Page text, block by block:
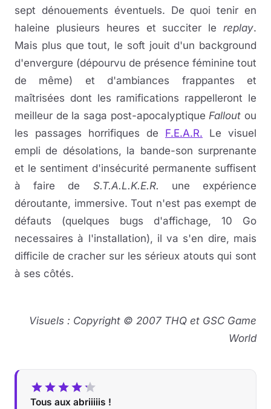
sept dénouements éventuels. De quoi tenir en
haleine plusieurs heures et succiter le replay.
Mais plus que tout, le soft jouit d'un background
d'envergure (dépourvu de présence féminine tout
de même) et d'ambiances frappantes et
maîtrisées dont les ramifications rappelleront le
meilleur de la saga post-apocalyptiqueFallout ou
les passages horrifiques de F.E.A.R. Le visuel
empli de désolations, la bande-son surprenante
et le sentiment d'insécurité permanente suffisent
à faire de S.T.A.L.K.E.R. une expérience
déroutante, immersive. Tout n'est pas exempt de
défauts (quelques bugs d'affichage, 10 Go
necessaires à l'installation), il va s'en dire, mais
difficile de cracher sur les sérieux atouts qui sont
à ses côtés.
Visuels : Copyright © 2007 THQ et GSC Game
World
Tous aux abriiiiis !